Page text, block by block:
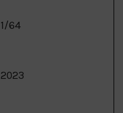
1/64
2023